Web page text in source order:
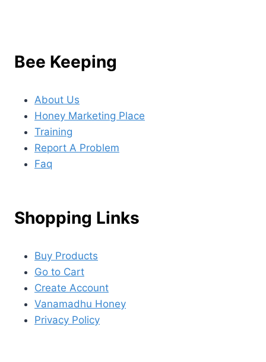
Bee Keeping
About Us
Honey Marketing Place
Training
Report A Problem
Faq
Shopping Links
Buy Products
Go to Cart
Create Account
Vanamadhu Honey
Privacy Policy